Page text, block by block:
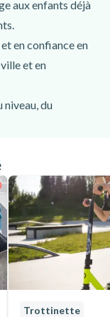
aux enfants déjà
en confiance en
et en
niveau, du
Paris), à la
11.
des nombreux
progresser
Trottinette